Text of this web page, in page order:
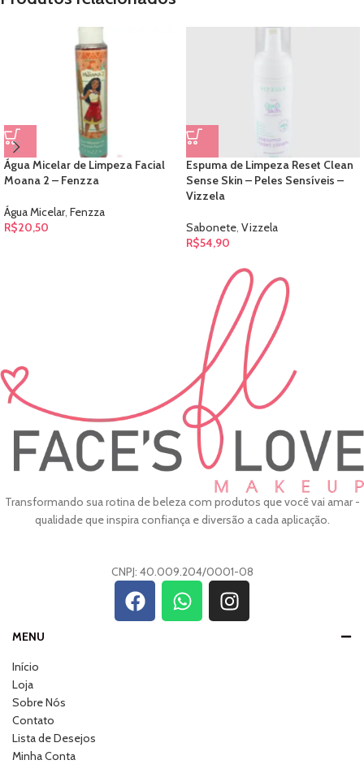
Água Micelar de Limpeza Facial
Moana 2 – Fenzza
Água Micelar, Fenzza
R$20,50
Espuma de Limpeza Reset Clean
Sense Skin – Peles Sensíveis –
Vizzela
Sabonete, Vizzela
R$54,90
Transformando sua rotina de beleza com produtos que você vai amar -
qualidade que inspira confiança e diversão a cada aplicação.
CNPJ: 40.009.204/0001-08
MENU
Início
Loja
Sobre Nós
Contato
Lista de Desejos
Minha Conta